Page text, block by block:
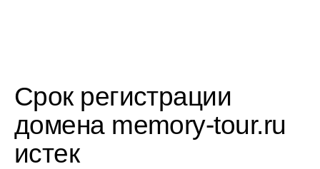
Срок регистрации
домена memory-tour.ru
истек